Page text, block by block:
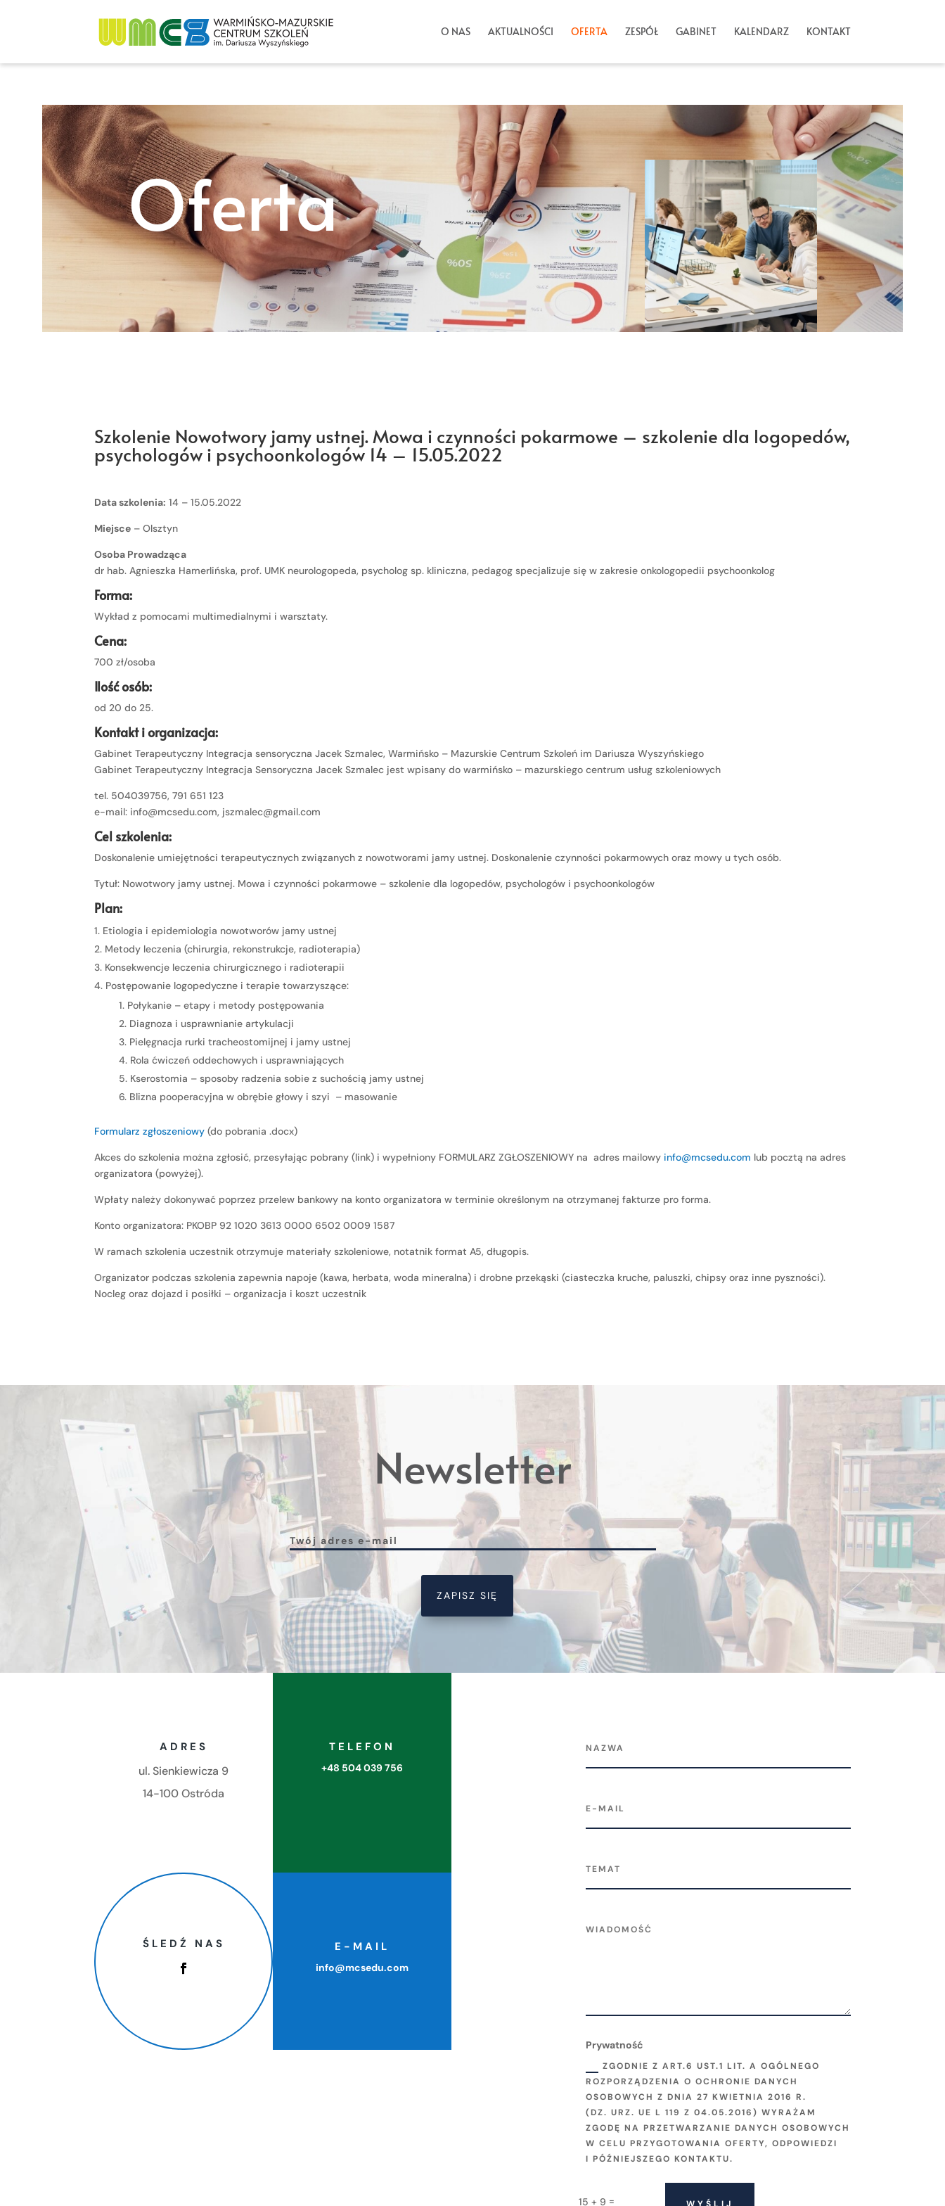
O NAS AKTUALNOŚCI OFERTA ZESPÓŁ GABINET KALENDARZ KONTAKT
Oferta
Szkolenie Nowotwory jamy ustnej. Mowa i czynności pokarmowe – szkolenie dla logopedów,
psychologów i psychoonkologów 14 – 15.05.2022
Data szkolenia: 14 – 15.05.2022
Miejsce – Olsztyn
Osoba Prowadząca
dr hab. Agnieszka Hamerlińska, prof. UMK neurologopeda, psycholog sp. kliniczna, pedagog specjalizuje się w zakresie onkologopedii psychoonkolog
Forma:
Wykład z pomocami multimedialnymi i warsztaty.
Cena:
700 zł/osoba
Ilość osób:
od 20 do 25.
Kontakt i organizacja:
Gabinet Terapeutyczny Integracja sensoryczna Jacek Szmalec, Warmińsko – Mazurskie Centrum Szkoleń im Dariusza Wyszyńskiego
Gabinet Terapeutyczny Integracja Sensoryczna Jacek Szmalec jest wpisany do warmińsko – mazurskiego centrum usług szkoleniowych
tel. 504039756, 791 651 123
e-mail: info@mcsedu.com, jszmalec@gmail.com
Cel szkolenia:
Doskonalenie umiejętności terapeutycznych związanych z nowotworami jamy ustnej. Doskonalenie czynności pokarmowych oraz mowy u tych osób.
Tytuł: Nowotwory jamy ustnej. Mowa i czynności pokarmowe – szkolenie dla logopedów, psychologów i psychoonkologów
Plan:
Etiologia i epidemiologia nowotworów jamy ustnej
Metody leczenia (chirurgia, rekonstrukcje, radioterapia)
Konsekwencje leczenia chirurgicznego i radioterapii
Postępowanie logopedyczne i terapie towarzyszące:
Połykanie – etapy i metody postępowania
Diagnoza i usprawnianie artykulacji
Pielęgnacja rurki tracheostomijnej i jamy ustnej
Rola ćwiczeń oddechowych i usprawniających
Kserostomia – sposoby radzenia sobie z suchością jamy ustnej
Blizna pooperacyjna w obrębie głowy i szyi – masowanie
Formularz zgłoszeniowy (do pobrania .docx)
Akces do szkolenia można zgłosić, przesyłając pobrany (link) i wypełniony FORMULARZ ZGŁOSZENIOWY na adres mailowy info@mcsedu.com lub pocztą na adres
organizatora (powyżej).
Wpłaty należy dokonywać poprzez przelew bankowy na konto organizatora w terminie określonym na otrzymanej fakturze pro forma.
Konto organizatora: PKOBP 92 1020 3613 0000 6502 0009 1587
W ramach szkolenia uczestnik otrzymuje materiały szkoleniowe, notatnik format A5, długopis.
Organizator podczas szkolenia zapewnia napoje (kawa, herbata, woda mineralna) i drobne przekąski (ciasteczka kruche, paluszki, chipsy oraz inne pyszności).
Nocleg oraz dojazd i posiłki – organizacja i koszt uczestnik
Newsletter
ZAPISZ SIĘ
ADRES
ul. Sienkiewicza 9
14-100 Ostróda
TELEFON
+48 504 039 756
ŚLEDŹ NAS E-MAIL
info@mcsedu.com
Prywatność
ZGODNIE Z ART.6 UST.1 LIT. A OGÓLNEGO
ROZPORZĄDZENIA O OCHRONIE DANYCH
OSOBOWYCH Z DNIA 27 KWIETNIA 2016 R.
(DZ. URZ. UE L 119 Z 04.05.2016) WYRAŻAM
ZGODĘ NA PRZETWARZANIE DANYCH OSOBOWYCH
W CELU PRZYGOTOWANIA OFERTY, ODPOWIEDZI
I PÓŹNIEJSZEGO KONTAKTU.
15 + 9 = WYŚLIJ